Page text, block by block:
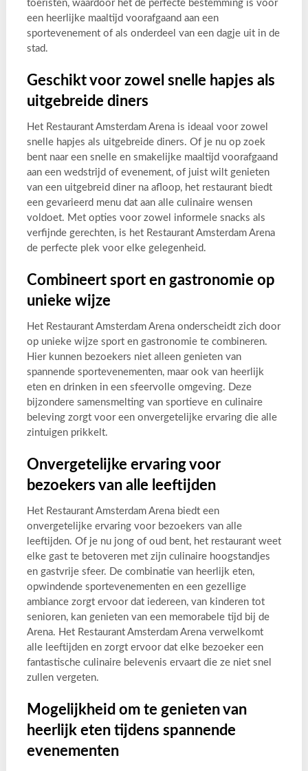
toeristen, waardoor het de perfecte bestemming is voor
een heerlijke maaltijd voorafgaand aan een
sportevenement of als onderdeel van een dagje uit in de
stad.
Geschikt voor zowel snelle hapjes als
uitgebreide diners
Het Restaurant Amsterdam Arena is ideaal voor zowel
snelle hapjes als uitgebreide diners. Of je nu op zoek
bent naar een snelle en smakelijke maaltijd voorafgaand
aan een wedstrijd of evenement, of juist wilt genieten
van een uitgebreid diner na afloop, het restaurant biedt
een gevarieerd menu dat aan alle culinaire wensen
voldoet. Met opties voor zowel informele snacks als
verfijnde gerechten, is het Restaurant Amsterdam Arena
de perfecte plek voor elke gelegenheid.
Combineert sport en gastronomie op
unieke wijze
Het Restaurant Amsterdam Arena onderscheidt zich door
op unieke wijze sport en gastronomie te combineren.
Hier kunnen bezoekers niet alleen genieten van
spannende sportevenementen, maar ook van heerlijk
eten en drinken in een sfeervolle omgeving. Deze
bijzondere samensmelting van sportieve en culinaire
beleving zorgt voor een onvergetelijke ervaring die alle
zintuigen prikkelt.
Onvergetelijke ervaring voor
bezoekers van alle leeftijden
Het Restaurant Amsterdam Arena biedt een
onvergetelijke ervaring voor bezoekers van alle
leeftijden. Of je nu jong of oud bent, het restaurant weet
elke gast te betoveren met zijn culinaire hoogstandjes
en gastvrije sfeer. De combinatie van heerlijk eten,
opwindende sportevenementen en een gezellige
ambiance zorgt ervoor dat iedereen, van kinderen tot
senioren, kan genieten van een memorabele tijd bij de
Arena. Het Restaurant Amsterdam Arena verwelkomt
alle leeftijden en zorgt ervoor dat elke bezoeker een
fantastische culinaire belevenis ervaart die ze niet snel
zullen vergeten.
Mogelijkheid om te genieten van
heerlijk eten tijdens spannende
evenementen